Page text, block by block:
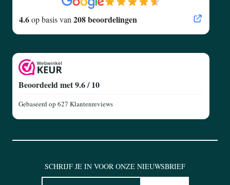
4.6op basis van 208 beoordelingen
Beoordeeld met 9.6 / 10
Gebaseerd op 627 Klantenreviews
SCHRIJF JE IN VOOR ONZE NIEUWSBRIEF